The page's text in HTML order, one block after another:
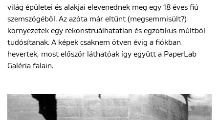
világ épületei és alakjai elevenednek meg egy 18 éves fiú
szemszögéből. Az azóta már eltűnt (megsemmisült?)
környezetek egy rekonstruálhatatlan és egzotikus múltból
tudósítanak. A képek csaknem ötven évig a fiókban
hevertek, most először láthatóak így együtt a PaperLab
Galéria falain.